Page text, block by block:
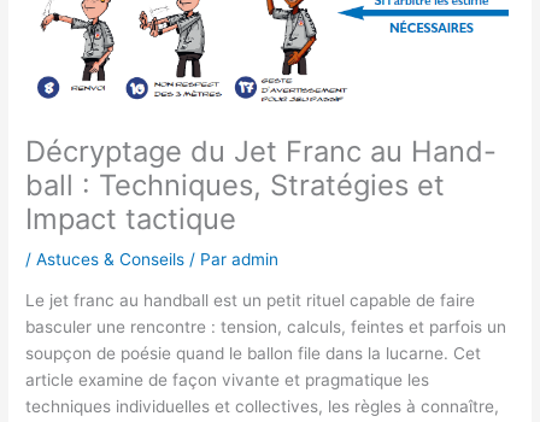
Décryptage du Jet Franc au Hand-
ball : Techniques, Stratégies et
Impact tactique
/Astuces & Conseils / Paradmin
Le jet franc au handball est un petit rituel capable de faire
basculer une rencontre : tension, calculs, feintes et parfois un
soupçon de poésie quand le ballon file dans la lucarne. Cet
article examine de façon vivante et pragmatique les
techniques individuelles et collectives, les règles à connaître,